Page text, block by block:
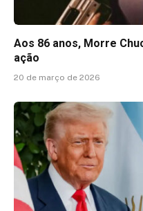
Aos 86 anos, Morre
ação
20 de março de 2026